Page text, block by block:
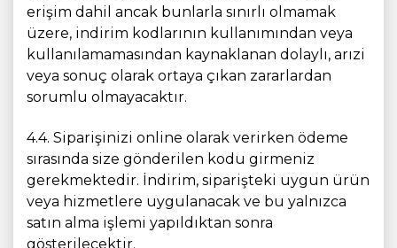
erişim dahil ancak bunlarla sınırlı olmamak
üzere, indirim kodlarının kullanımından veya
kullanılamamasından kaynaklanan dolaylı, arızi
veya sonuç olarak ortaya çıkan zararlardan
sorumlu olmayacaktır.
4.4. Siparişinizi online olarak verirken ödeme
sırasında size gönderilen kodu girmeniz
gerekmektedir. İndirim, siparişteki uygun ürün
veya hizmetlere uygulanacak ve bu yalnızca
satın alma işlemi yapıldıktan sonra
gösterilecektir.